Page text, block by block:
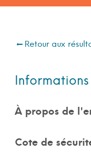
Retour aux
À propos de
Cote de